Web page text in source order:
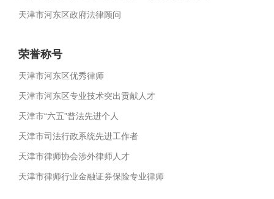
天津市河东区政府法律顾问
荣誉称号
天津市河东区优秀律师
天津市河东区专业技术突出贡献人才
天津市“六五”普法先进个人
天津市司法行政系统先进工作者
天津市律师协会涉外律师人才
天津市律师行业金融证券保险专业律师